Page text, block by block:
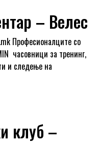
– Велес
Професионалците со
часовници за тренинг,
и следење на
клуб –